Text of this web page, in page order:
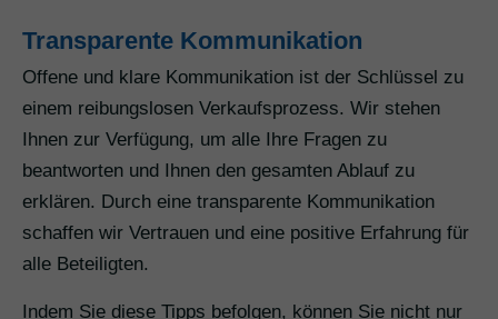
Transparente Kommunikation
Offene und klare Kommunikation ist der Schlüssel zu
einem reibungslosen Verkaufsprozess. Wir stehen
Ihnen zur Verfügung, um alle Ihre Fragen zu
beantworten und Ihnen den gesamten Ablauf zu
erklären. Durch eine transparente Kommunikation
schaffen wir Vertrauen und eine positive Erfahrung für
alle Beteiligten.
Indem Sie diese Tipps befolgen, können Sie nicht nur